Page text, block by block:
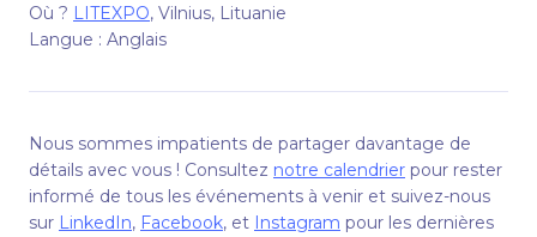
Où ? LITEXPO, Vilnius, Lituanie
Langue : Anglais
Nous sommes impatients de partager davantage de
détails avec vous ! Consultez notre calendrier pour rester
informé de tous les événements à venir et suivez-nous
sur LinkedIn, Facebook, et Instagram pour les dernières